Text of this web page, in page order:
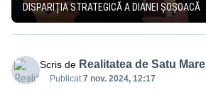
DISPARIȚIA STRATEGICĂ A DIANEI ȘOȘOACĂ
Scris de Realitatea de Satu Mare
Publicat:7 nov. 2024, 12:17